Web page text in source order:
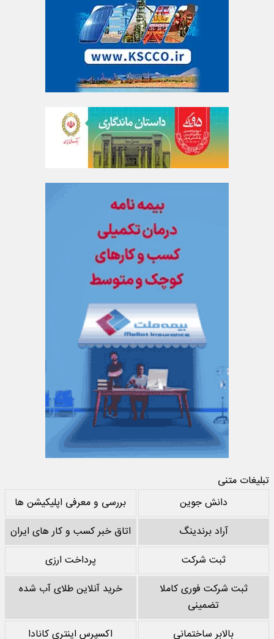
تبلیغات متنی
دانش جوین
بررسی و معرفی اپلیکیشن ها
آراد برندینگ
اتاق خبر کسب و کار های ایران
ثبت شرکت
پرداخت ارزی
ثبت شرکت فوری کاملا
تضمینی
خرید آنلاین طلای آب شده
بالابر ساختمانی اکسپرس اینتری کانادا